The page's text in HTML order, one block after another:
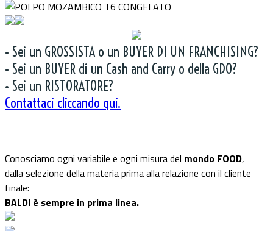
• Sei un GROSSISTA o un BUYER DI UN FRANCHISING?
• Sei un BUYER di un Cash and Carry o della GDO?
• Sei un RISTORATORE?
Contattaci cliccando qui.
Conosciamo ogni variabile e ogni misura del mondo FOOD,
dalla selezione della materia prima alla relazione con il cliente
finale:
BALDI è sempre in prima linea.